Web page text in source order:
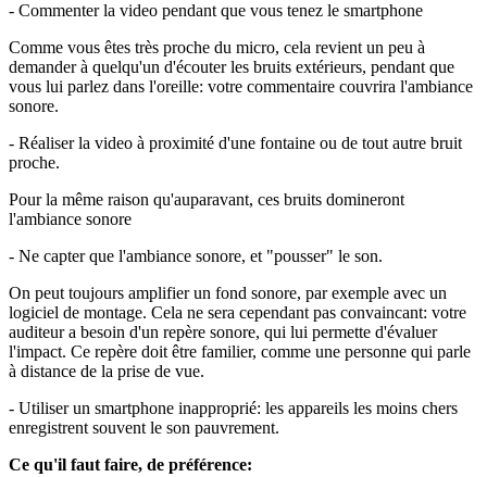
- Commenter la video pendant que vous tenez le smartphone
Comme vous êtes très proche du micro, cela revient un peu à
demander à quelqu'un d'écouter les bruits extérieurs, pendant que
vous lui parlez dans l'oreille: votre commentaire couvrira l'ambiance
sonore.
- Réaliser la video à proximité d'une fontaine ou de tout autre bruit
proche.
Pour la même raison qu'auparavant, ces bruits domineront
l'ambiance sonore
- Ne capter que l'ambiance sonore, et "pousser" le son.
On peut toujours amplifier un fond sonore, par exemple avec un
logiciel de montage. Cela ne sera cependant pas convaincant: votre
auditeur a besoin d'un repère sonore, qui lui permette d'évaluer
l'impact. Ce repère doit être familier, comme une personne qui parle
à distance de la prise de vue.
- Utiliser un smartphone inapproprié: les appareils les moins chers
enregistrent souvent le son pauvrement.
Ce qu'il faut faire, de préférence: